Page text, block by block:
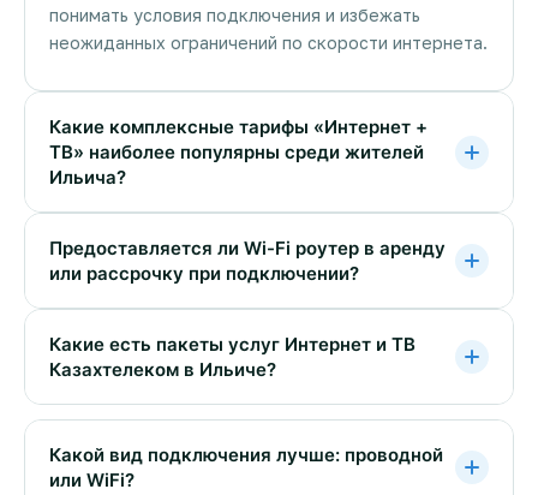
понимать условия подключения и избежать
неожиданных ограничений по скорости интернета.
Какие комплексные тарифы «Интернет +
ТВ» наиболее популярны среди жителей
Ильича?
Предоставляется ли Wi-Fi роутер в аренду
или рассрочку при подключении?
Какие есть пакеты услуг Интернет и ТВ
Казахтелеком в Ильиче?
Какой вид подключения лучше: проводной
или WiFi?